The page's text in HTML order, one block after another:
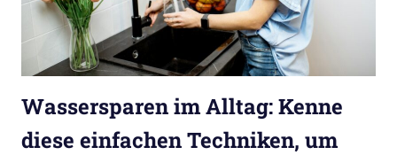
Wassersparen im Alltag: Kenne
diese einfachen Techniken, um